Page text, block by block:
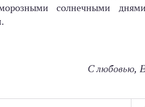
солнечными
С любовью,